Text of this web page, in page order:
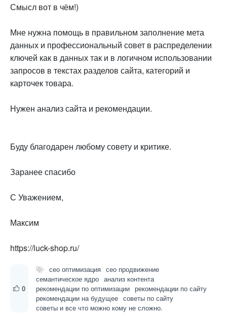
Смысл вот в чём!)
Мне нужна помощь в правильном заполнение мета
данных и профессиональный совет в распределении
ключей как в данных так и в логичном использовании
запросов в текстах разделов сайта, категорий и
карточек товара.
Нужен анализ сайта и рекомендации.
Буду благодарен любому совету и критике.
Заранее спасибо
С Уважением,
Максим
https://luck-shop.ru/
0
сео оптимизация сео продвижение
семантическое ядро анализ контента
рекомендации по оптимизации рекомендации по сайту
рекомендации на будущее советы по сайту
советы и все что можно кому не сложно.